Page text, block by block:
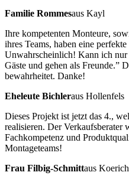
Familie Rommesaus Kayl
Ihre kompetenten Monteure,
ihres Teams, haben eine
Unwahrscheinlich! Kann ich
Gäste und gehen als Freunde.”
bewahrheitet. Danke!
Eheleute Bichleraus Hollenfels
Dieses Projekt ist jetzt das 4.,
realisieren. Der Verkaufsberater
Fachkompetenz und
Montageteams!
Frau Filbig-Schmittaus Koerich